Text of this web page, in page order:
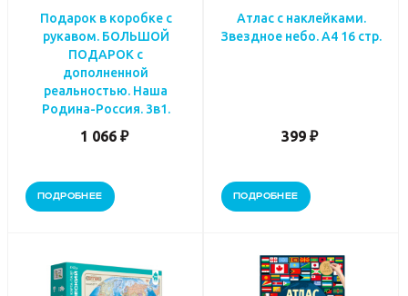
Подарок в коробке с
рукавом. БОЛЬШОЙ
ПОДАРОК с
дополненной
реальностью. Наша
Родина-Россия. 3в1.
1 066 ₽
ПОДРОБНЕЕ
Атлас с наклейками.
Звездное небо. А4 16 стр.
399 ₽
ПОДРОБНЕЕ